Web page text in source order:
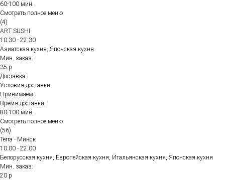
60-100 мин.
Смотреть полное меню
(4)
ART SUSHI
10:30 - 22:30
Азиатская кухня, Японская кухня
Мин. заказ:
35 р
Доставка:
Условия доставки
Принимаем:
Время доставки:
80-100 мин.
Смотреть полное меню
(56)
Terra - Минск
10:00 - 22:00
Белорусская кухня, Европейская кухня, Итальянская кухня, Японская кухня
Мин. заказ:
20 р